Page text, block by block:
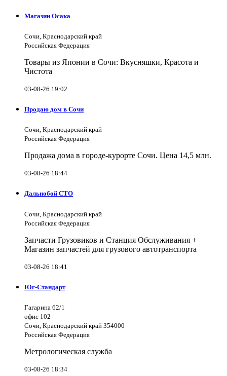
Магазин Осака
Сочи, Краснодарский край
Российская Федерация
Товары из Японии в Сочи: Вкусняшки, Красота и
Чистота
03-08-26 19:02
Продаю дом в Сочи
Сочи, Краснодарский край
Российская Федерация
Продажа дома в городе-курорте Сочи. Цена 14,5 млн.
03-08-26 18:44
Дальнобой СТО
Сочи, Краснодарский край
Российская Федерация
Запчасти Грузовиков и Станция Обслуживания +
Магазин запчастей для грузового автотранспорта
03-08-26 18:41
Юг-Стандарт
Гагарина 62/1
офис 102
Сочи, Краснодарский край 354000
Российская Федерация
Метрологическая служба
03-08-26 18:34